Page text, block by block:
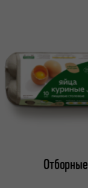
Отборные